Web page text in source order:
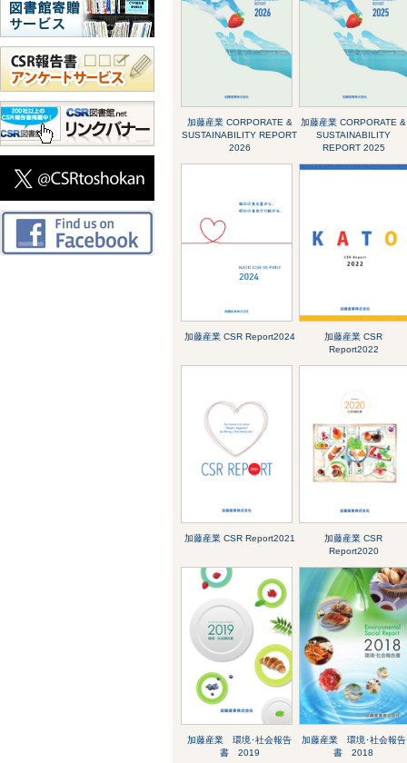
加藤産業 CORPORATE &
SUSTAINABILITY REPORT
2026
加藤産業 CORPORATE &
SUSTAINABILITY
REPORT 2025
加藤産業 CSR Report2024
加藤産業 CSR
Report2022
加藤産業 CSR Report2021
加藤産業 CSR
Report2020
加藤産業 環境･社会報告
書 2019
加藤産業 環境･社会報告
書 2018